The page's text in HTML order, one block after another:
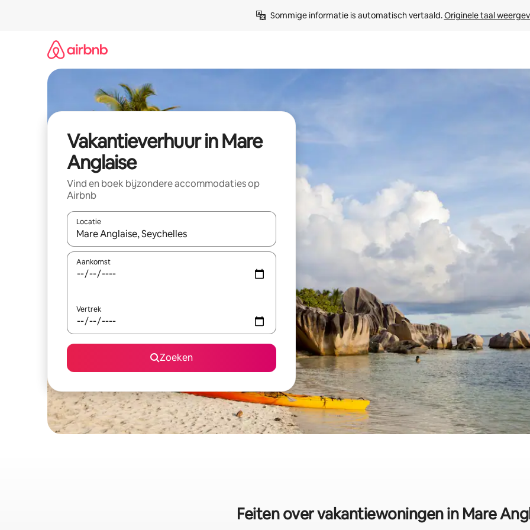
Sommige informatie is automatisch vertaald. Originele taal
Vakantieverhuur in Mare
Anglaise
Vind en boek bijzondere accommodaties op
Airbnb
Locatie
Wanneer er suggesties beschikbaar zijn, maak je een keuze met je de pijltjestoetsen omhoog en omlaag, óf door te
Aankomst
Vertrek
Zoeken
Feiten over vakantiewoningen in Mare